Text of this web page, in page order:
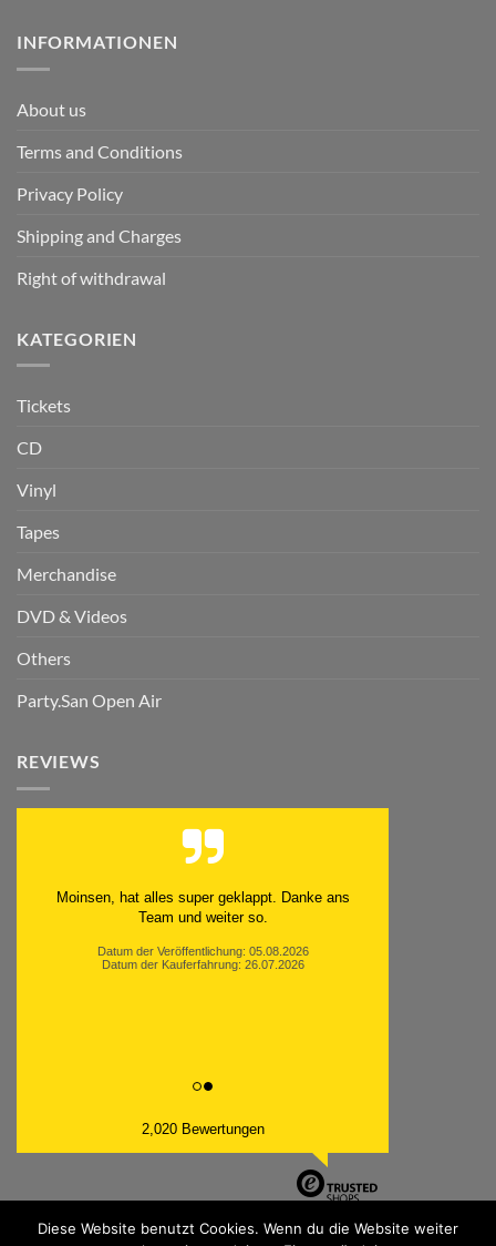
INFORMATIONEN
About us
Terms and Conditions
Privacy Policy
Shipping and Charges
Right of withdrawal
KATEGORIEN
Tickets
CD
Vinyl
Tapes
Merchandise
DVD & Videos
Others
Party.San Open Air
REVIEWS
Moinsen, hat alles super geklappt. Danke ans
Team und weiter so.
Datum der Veröffentlichung: 05.08.2026
Datum der Kauferfahrung: 26.07.2026
2,020 Bewertungen
Diese Website benutzt Cookies. Wenn du die Website weiter